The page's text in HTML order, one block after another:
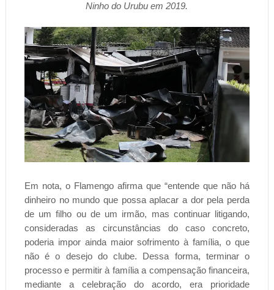
Ninho do Urubu em 2019.
Em nota, o Flamengo afirma que “entende que não há
dinheiro no mundo que possa aplacar a dor pela perda
de um filho ou de um irmão, mas continuar litigando,
consideradas as circunstâncias do caso concreto,
poderia impor ainda maior sofrimento à família, o que
não é o desejo do clube. Dessa forma, terminar o
processo e permitir à família a compensação financeira,
mediante a celebração do acordo, era prioridade